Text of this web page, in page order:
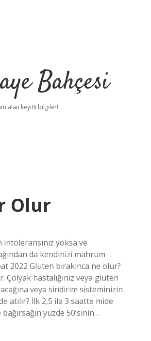
Bahçesi
alan keyifli bilgiler!
Olur
yoksa ve
da kendinizi mahrum
2022 Gluten birakinca ne olur?
hastalığınız veya glüten
veya sindirim sisteminizin
İlk 2,5 ila 3 saatte mide
yüzde 50’sinin…